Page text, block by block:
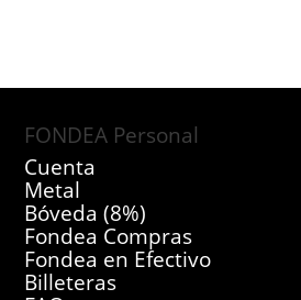
FONDEA Personal
Cuenta
Metal
Bóveda (8%)
Fondea Compras
Fondea en Efectivo
Billeteras